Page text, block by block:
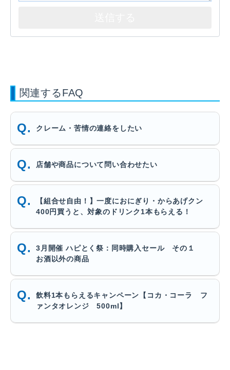
関連するFAQ
クレーム・苦情の連絡をしたい
店舗や商品について問い合わせたい
【組合せ自由！】一度におにぎり・からあげクン
400円買うと、対象のドリンク1本もらえる！
3月開催 ハピとく祭：同時購入セール その１
お酒以外の商品
飲料1本もらえるキャンペーン【コカ・コーラ フ
ァンタオレンジ 500ml】